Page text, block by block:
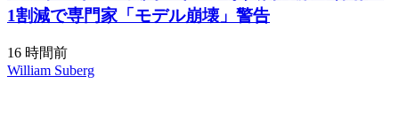
1割減で専門家「モデル崩壊」警告
16 時間前
William Suberg